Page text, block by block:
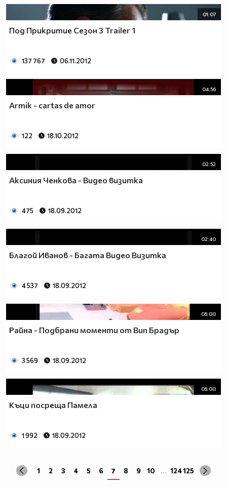
01:07
Под Прикритие Сезон 3 Trailer 1
137 767 06.11.2012
04:56
Armik - cartas de amor
122 18.10.2012
02:52
Аксиния Ченкова - Видео визитка
475 18.09.2012
02:40
Благой Иванов - Багата Видео Визитка
4 537 18.09.2012
05:00
Райна - Подбрани моменти от Вип Брадър
3 569 18.09.2012
05:00
Къци посреща Памела
1 992 18.09.2012
1 2 3 4 5 6 7 8 9 10 ... 124125